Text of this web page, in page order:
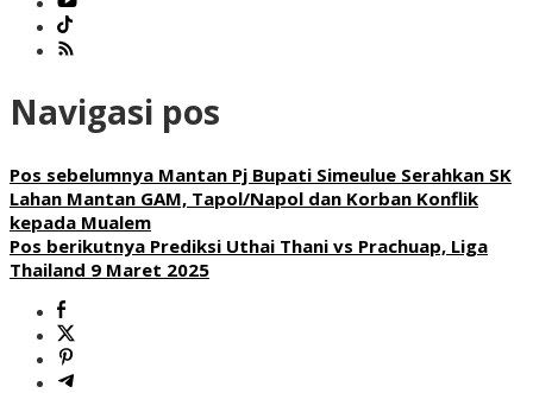
Navigasi pos
Pos sebelumnya Mantan Pj Bupati Simeulue Serahkan SK
Lahan Mantan GAM, Tapol/Napol dan Korban Konflik
kepada Mualem
Pos berikutnya Prediksi Uthai Thani vs Prachuap, Liga
Thailand 9 Maret 2025